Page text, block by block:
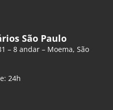
São Paulo
– 8 andar – Moema, São
24h